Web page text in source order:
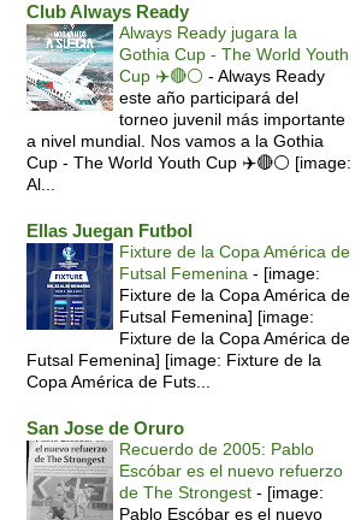
Club Always Ready
Always Ready jugara la
Gothia Cup - The World Youth
Cup ✈️🔴⚪️ - Always Ready
este año participará del
torneo juvenil más importante
a nivel mundial. Nos vamos a la Gothia
Cup - The World Youth Cup ✈️🔴⚪️ [image:
Al...
Ellas Juegan Futbol
Fixture de la Copa América de
Futsal Femenina - [image:
Fixture de la Copa América de
Futsal Femenina] [image:
Fixture de la Copa América de
Futsal Femenina] [image: Fixture de la
Copa América de Futs...
San Jose de Oruro
Recuerdo de 2005: Pablo
Escóbar es el nuevo refuerzo
de The Strongest - [image:
Pablo Escóbar es el nuevo